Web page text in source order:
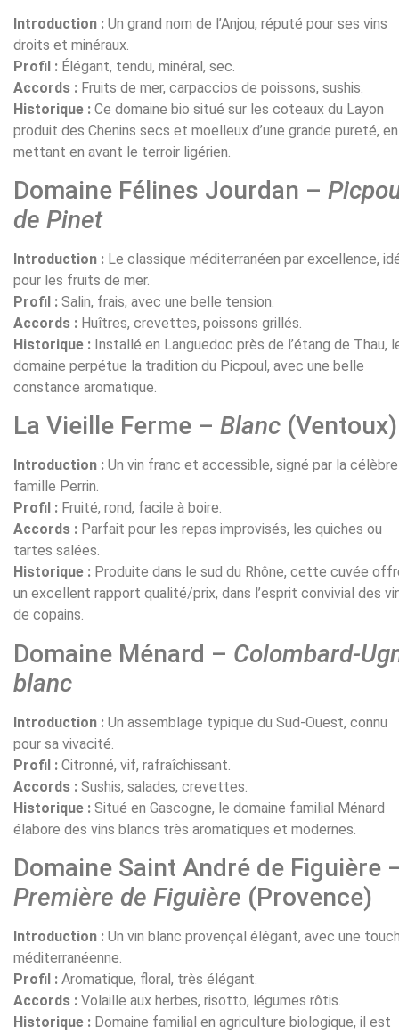
Introduction : Un grand nom de l’Anjou, réputé pour ses vins
droits et minéraux.
Profil : Élégant, tendu, minéral, sec.
Accords : Fruits de mer, carpaccios de poissons, sushis.
Historique : Ce domaine bio situé sur les coteaux du Layon
produit des Chenins secs et moelleux d’une grande pureté, en
mettant en avant le terroir ligérien.
Domaine Félines Jourdan –
de Pinet
Introduction : Le classique méditerranéen par excellence,
pour les fruits de mer.
Profil : Salin, frais, avec une belle tension.
Accords : Huîtres, crevettes, poissons grillés.
Historique : Installé en Languedoc près de l’étang de Thau,
domaine perpétue la tradition du Picpoul, avec une belle
constance aromatique.
La Vieille Ferme – Blanc (Ventoux)
Introduction : Un vin franc et accessible, signé par la célèbre
famille Perrin.
Profil : Fruité, rond, facile à boire.
Accords : Parfait pour les repas improvisés, les quiches ou
tartes salées.
Historique : Produite dans le sud du Rhône, cette cuvée
un excellent rapport qualité/prix, dans l’esprit convivial des
de copains.
Domaine Ménard – Colombard-
blanc
Introduction : Un assemblage typique du Sud-Ouest, connu
pour sa vivacité.
Profil : Citronné, vif, rafraîchissant.
Accords : Sushis, salades, crevettes.
Historique : Situé en Gascogne, le domaine familial Ménard
élabore des vins blancs très aromatiques et modernes.
Domaine Saint André de Figuière
Première de Figuière (Provence)
Introduction : Un vin blanc provençal élégant, avec une
méditerranéenne.
Profil : Aromatique, floral, très élégant.
Accords : Volaille aux herbes, risotto, légumes rôtis.
Historique : Domaine familial en agriculture biologique, il est